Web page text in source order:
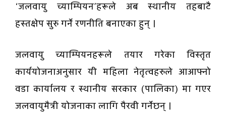
‘जलवायु च्याम्पियन’हरूले अब स्थानीय तहबाटै
हस्तक्षेप सुरु गर्ने रणनीति बनाएका हुन् ।
जलवायु च्याम्पियनहरूले तयार गरेका विस्तृत
कार्ययोजनाअनुसार यी महिला नेतृत्वहरुले आआफ्नो
वडा कार्यालय र स्थानीय सरकार (पालिका) मा गएर
जलवायुमैत्री योजनाका लागि पैरवी गर्नेछन् ।